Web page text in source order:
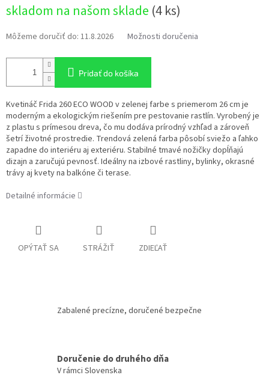
cena:
skladom na našom sklade (4 ks)
Môžeme doručiť do: 11.8.2026 Možnosti doručenia
Pridať do košíka
Kvetináč Frida 260 ECO WOOD v zelenej farbe s priemerom 26 cm je
moderným a ekologickým riešením pre pestovanie rastlín. Vyrobený je
z plastu s prímesou dreva, čo mu dodáva prírodný vzhľad a zároveň
šetrí životné prostredie. Trendová zelená farba pôsobí sviežo a ľahko
zapadne do interiéru aj exteriéru. Stabilné tmavé nožičky dopĺňajú
dizajn a zaručujú pevnosť. Ideálny na izbové rastliny, bylinky, okrasné
trávy aj kvety na balkóne či terase.
Detailné informácie
OPÝTAŤ SA STRÁŽIŤ ZDIEĽAŤ
Zabalené precízne, doručené bezpečne
Doručenie do druhého dňa
V rámci Slovenska